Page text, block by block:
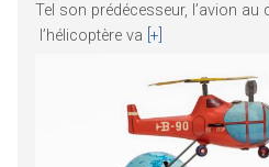
Tel son prédécesseur, l’avion au
l’hélicoptère va [+]